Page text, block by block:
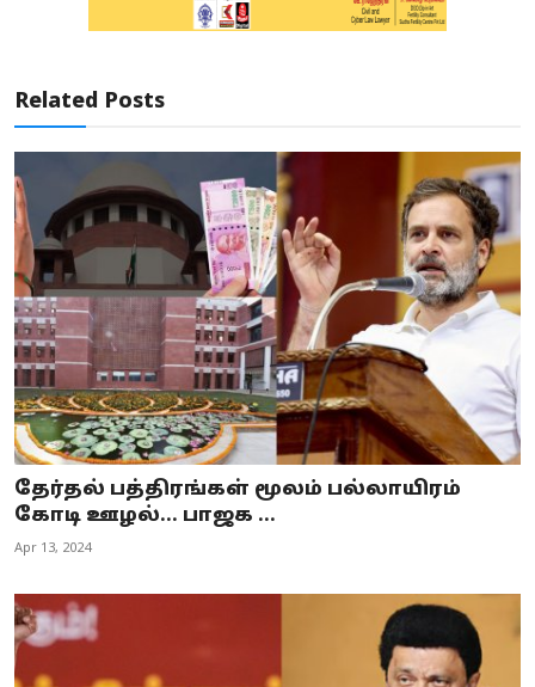
Related Posts
தேர்தல் பத்திரங்கள் மூலம் பல்லாயிரம்
கோடி ஊழல்... பாஜக ...
Apr 13, 2024